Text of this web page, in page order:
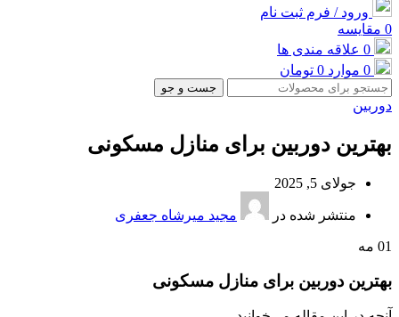
ورود / فرم ثبت نام
0 مقایسه
0 علاقه مندی ها
0 موارد 0 تومان
جست و جو
دوربین
بهترین دوربین برای منازل مسکونی
جولای 5, 2025
منتشر شده در مجید میرشاه جعفری
01 مه
بهترین دوربین برای منازل مسکونی